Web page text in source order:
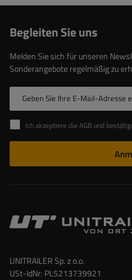
Begleiten Sie uns
Melden Sie sich für unseren
Sonderangebote regelmäßig zu
Geben Sie Ihre E-Mail-Adresse
Ich akzeptiere die AGB und bestätige, dass ich die
UNITRAILER Sp. z o.o.
USt-IdNr: PL5213739921